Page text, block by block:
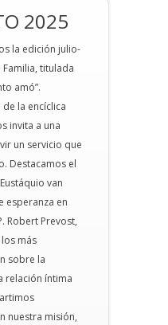
2025
la edición julio-
titulada
amó”.
la encíclica
invita a una
un servicio que
Destacamos el
van
esperanza en
Robert Prevost,
más
sobre la
relación íntima
nuestra misión,